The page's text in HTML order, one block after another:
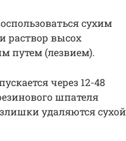
сухим
раствор высох
путем (лезвием).
через 12-48
шпателя
удаляются сухой